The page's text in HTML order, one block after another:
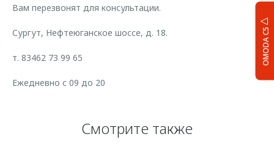
OMODA C5
Вам перезвонят для консультации.
Сургут, Нефтеюганское шоссе, д. 18.
т. 83462 73 99 65
Ежедневно с 09 до 20
Смотрите также